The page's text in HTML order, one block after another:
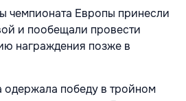
чемпионата Европы принесли
и пообещали провести
награждения позже в
одержала победу в тройном